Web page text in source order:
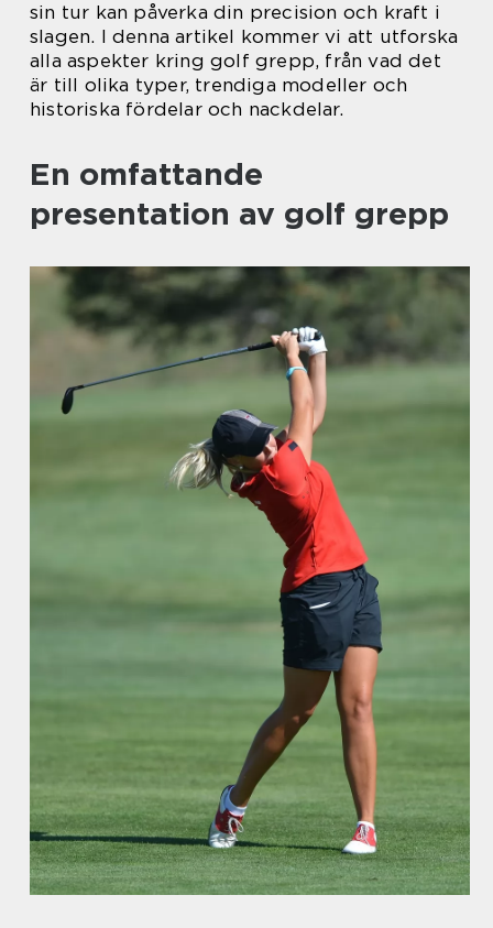
sin tur kan påverka din precision och kraft i
slagen. I denna artikel kommer vi att utforska
alla aspekter kring golf grepp, från vad det
är till olika typer, trendiga modeller och
historiska fördelar och nackdelar.
En omfattande
presentation av golf grepp